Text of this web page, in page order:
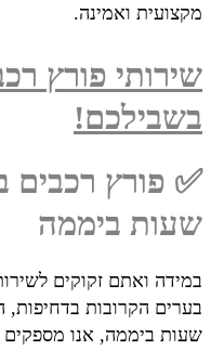
ואמינה.
ביממה
ואתם זקוקים לשירות
ביממה, אנו מספקים